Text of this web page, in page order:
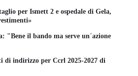
per Ismett 2 e ospedale di Gela,
"Bene il bando ma serve un´azione
di indirizzo per Ccrl 2025-2027 di